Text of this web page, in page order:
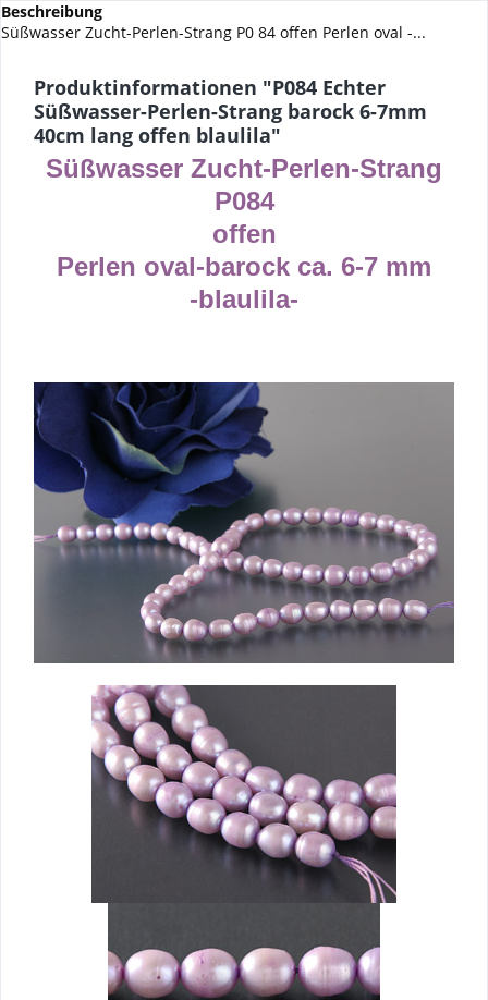
Beschreibung
Süßwasser Zucht-Perlen-Strang P0 84 offen Perlen oval -...
Produktinformationen "P084 Echter
Süßwasser-Perlen-Strang barock 6-7mm
40cm lang offen blaulila"
Süßwasser Zucht-Perlen-Strang
P084
offen
Perlen oval-barock ca. 6-7 mm
-blaulila-